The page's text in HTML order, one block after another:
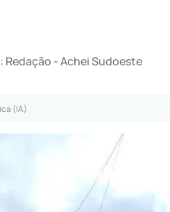
Redação - Achei Sudoeste
(IA)